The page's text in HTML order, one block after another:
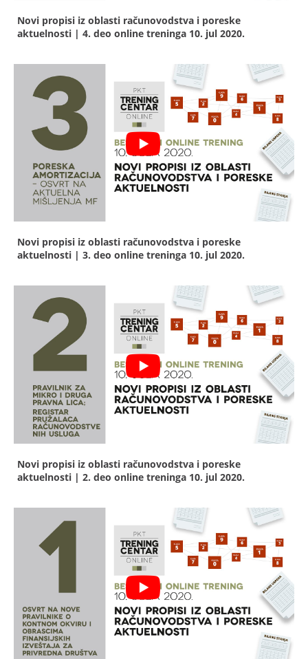
Novi propisi iz oblasti računovodstva i poreske
aktuelnosti | 4. deo online treninga 10. jul 2020.
Novi propisi iz oblasti računovodstva i poreske
aktuelnosti | 3. deo online treninga 10. jul 2020.
Novi propisi iz oblasti računovodstva i poreske
aktuelnosti | 2. deo online treninga 10. jul 2020.